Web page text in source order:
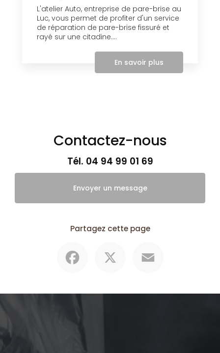
L'atelier Auto, entreprise de pare-brise au
Luc, vous permet de profiter d'un service
de réparation de pare-brise fissuré et
rayé sur une citadine....
En savoir plus
Contactez-nous
Tél. 04 94 99 01 69
Envoyer un message
Partagez cette page